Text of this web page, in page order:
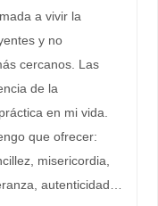
a vivir la
y no
cercanos. Las
de la
en mi vida.
que ofrecer:
misericordia,
autenticidad…